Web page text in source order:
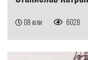
08 юли 6028